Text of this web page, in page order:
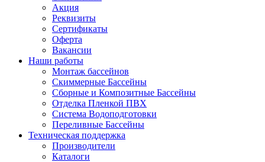
Акция
Реквизиты
Сертификаты
Оферта
Вакансии
Наши работы
Монтаж бассейнов
Скиммерные Бассейны
Сборные и Композитные Бассейны
Отделка Пленкой ПВХ
Система Водоподготовки
Переливные Бассейны
Техническая поддержка
Производители
Каталоги